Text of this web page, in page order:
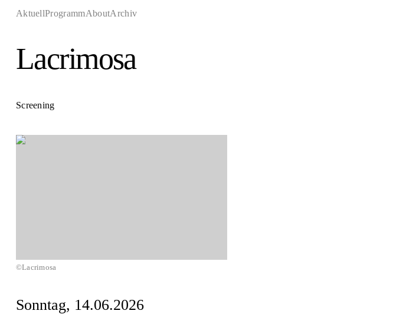
AktuellProgrammAboutArchiv
Lacrimosa
Screening
©Lacrimosa
Sonntag, 14.06.2026